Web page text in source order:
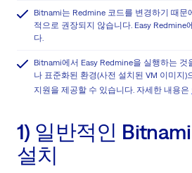
Bitnami는 Redmine 코드를 변경하기 때문
적으로 권장되지 않습니다. Easy Redmine
다.
Bitnami에서 Easy Redmine을 실행하는
나 표준화된 환경(사전 설치된 VM 이미지
지원을 제공할 수 있습니다. 자세한 내용은
1) 일반적인
설치